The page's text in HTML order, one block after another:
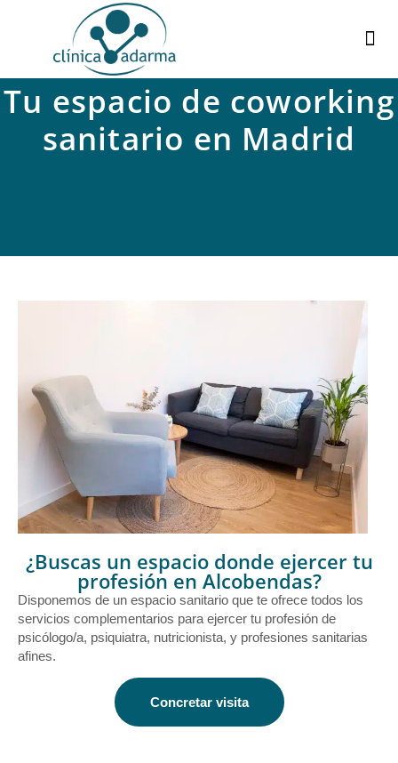
Tu espacio de coworking
sanitario en Madrid
¿Buscas un espacio donde ejercer tu
profesión en Alcobendas?
Disponemos de un espacio sanitario que te ofrece todos los
servicios complementarios para ejercer tu profesión de
psicólogo/a, psiquiatra, nutricionista, y profesiones sanitarias
afines.
Concretar visita